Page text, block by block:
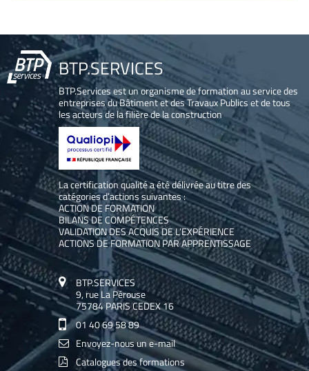
BTP.SERVICES
BTP.Services est un organisme de formation au service des
entreprises du Bâtiment et des Travaux Publics et de tous
les acteurs de la filière de la construction
La certification qualité a été délivrée au titre des
catégories d’actions suivantes :
ACTION DE FORMATION
BILANS DE COMPÉTENCES
VALIDATION DES ACQUIS DE L’EXPÉRIENCE
ACTIONS DE FORMATION PAR APPRENTISSAGE
BTP.SERVICES
9, rue La Pérouse
75784 PARIS CEDEX 16
01 40 69 58 89
Envoyez-nous un e-mail
Catalogues des formations